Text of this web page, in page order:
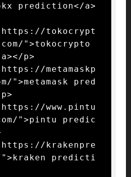
prediction</a>
tokocrypt
">tokocrypto
p>
metamaskp
">metamask pred
www.pintu
">pintu predic
krakenpre
predicti